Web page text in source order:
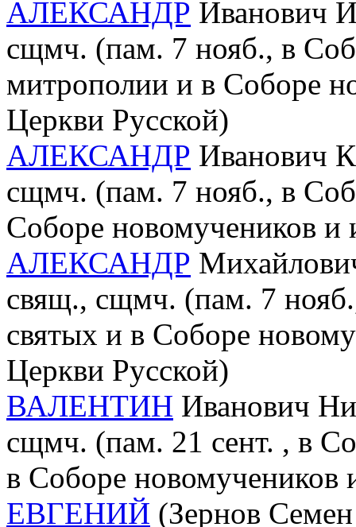
АЛЕКСАНДР Иванович
сщмч. (пам. 7 нояб., в
митрополии и в Соборе
Церкви Русской)
АЛЕКСАНДР Иванович
сщмч. (пам. 7 нояб., в
Соборе новомучеников и
АЛЕКСАНДР
свящ., сщмч. (пам. 7
святых и в Соборе
Церкви Русской)
ВАЛЕНТИН Иванович
сщмч. (пам. 21 сент. , в
в Соборе новомучеников
ЕВГЕНИЙ (Зернов